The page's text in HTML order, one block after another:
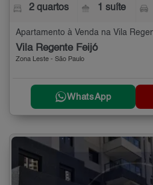
2 quartos 1 suíte
Vila Regente Feijó
Zona Leste - São Paulo
WhatsApp